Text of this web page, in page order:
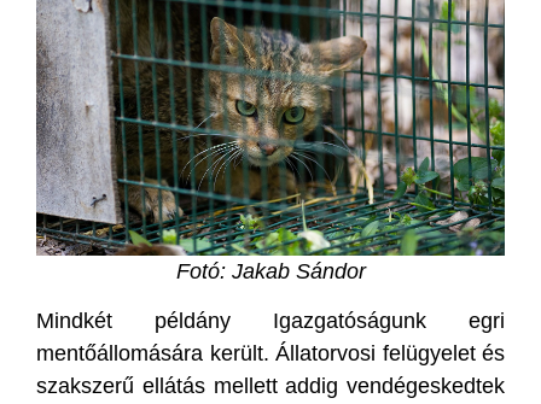
Fotó: Jakab Sándor
Mindkét példány Igazgatóságunk egri
mentőállomására került. Állatorvosi felügyelet és
szakszerű ellátás mellett addig vendégeskedtek